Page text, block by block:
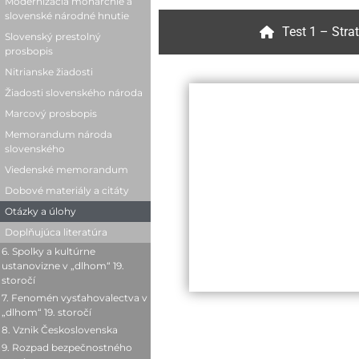
Dobové materiály a citáty
Otázky a úlohy
Dobové materiály a citáty
Otázky a úlohy
Doplňujúca literatúra
Otázky a úlohy
Doplňujúca literatúra
Metternich
absolutizmus
Otázky a úlohy
Doplňujúca literatúra
slovenské národné hnutie
Slovenský prestolný
prosbopis
Nitrianske žiadosti
Žiadosti slovenského národa
Marcový prosbopis
Memorandum národa
slovenského
Viedenské memorandum
Dobové materiály a citáty
Otázky a úlohy
Doplňujúca literatúra
6. Spolky a kultúrne
ustanovizne v „dlhom“ 19.
storočí
Prejavy slovenského
národného hnutia
Spolky na Slovensku
Slovenské učené tovarišstvo
7. Fenomén vysťahovalectva v
„dlhom“ 19. storočí
Uhorský exodus
Príčiny slovenského
8. Vznik Československa
Situácia na frontoch v roku
9. Rozpad bezpečnostného
Test 1 –